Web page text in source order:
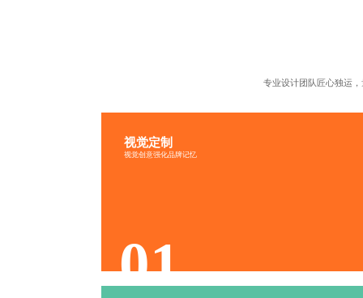
专业设计团队匠心独运
视觉定制
视觉创意强化品牌记忆
01